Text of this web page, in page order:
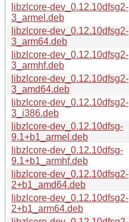
libzlcore-dev_0.12.10dfsg2-
3_armel.deb
libzlcore-dev_0.12.10dfsg2-
3_arm64.deb
libzlcore-dev_0.12.10dfsg2-
3_armhf.deb
libzlcore-dev_0.12.10dfsg2-
3_amd64.deb
libzlcore-dev_0.12.10dfsg2-
3_i386.deb
libzlcore-dev_0.12.10dfsg-
9.1+b1_armel.deb
libzlcore-dev_0.12.10dfsg-
9.1+b1_armhf.deb
libzlcore-dev_0.12.10dfsg2-
2+b1_amd64.deb
libzlcore-dev_0.12.10dfsg2-
2+b1_arm64.deb